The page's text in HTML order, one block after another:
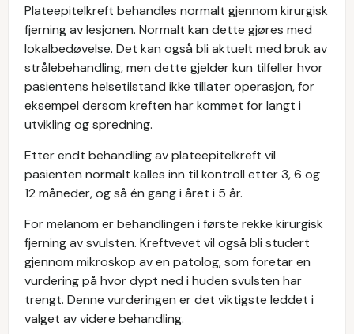
Plateepitelkreft behandles normalt gjennom kirurgisk
fjerning av lesjonen. Normalt kan dette gjøres med
lokalbedøvelse. Det kan også bli aktuelt med bruk av
strålebehandling, men dette gjelder kun tilfeller hvor
pasientens helsetilstand ikke tillater operasjon, for
eksempel dersom kreften har kommet for langt i
utvikling og spredning.
Etter endt behandling av plateepitelkreft vil
pasienten normalt kalles inn til kontroll etter 3, 6 og
12 måneder, og så én gang i året i 5 år.
For melanom er behandlingen i første rekke kirurgisk
fjerning av svulsten. Kreftvevet vil også bli studert
gjennom mikroskop av en patolog, som foretar en
vurdering på hvor dypt ned i huden svulsten har
trengt. Denne vurderingen er det viktigste leddet i
valget av videre behandling.